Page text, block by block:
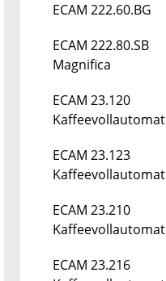
ECAM 222.60.BG
ECAM 222.80.SB
Magnifica
ECAM 23.120
Kaffeevollautomat
ECAM 23.123
Kaffeevollautomat
ECAM 23.210
Kaffeevollautomat
ECAM 23.216